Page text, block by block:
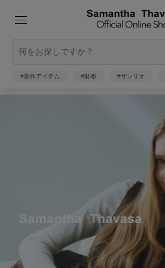
#新作アイテム #財布 #サンリオ